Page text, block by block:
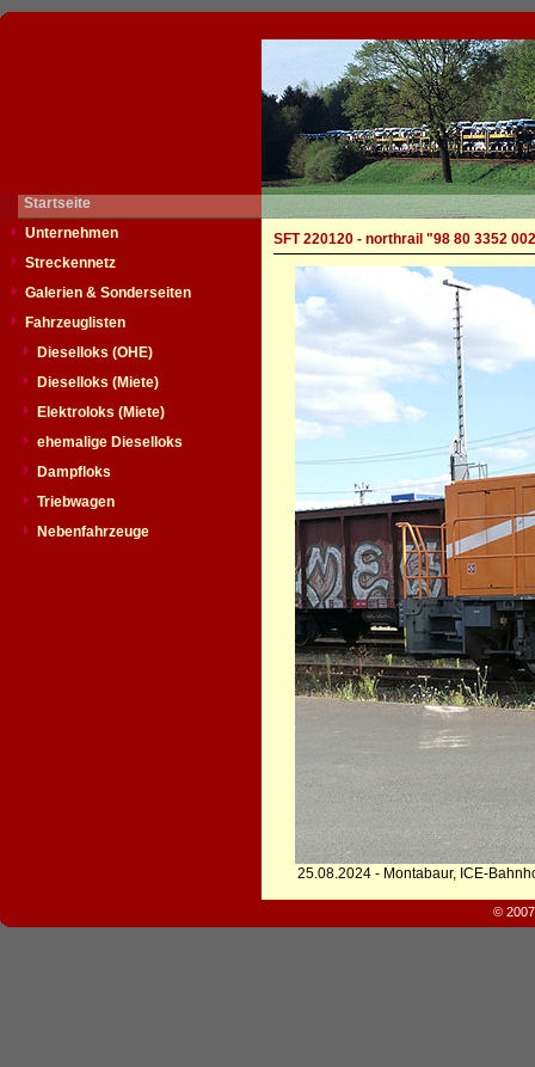
Startseite
Unternehmen
Streckennetz
Galerien & Sonderseiten
Fahrzeuglisten
Dieselloks (OHE)
Dieselloks (Miete)
Elektroloks (Miete)
ehemalige Dieselloks
Dampfloks
Triebwagen
Nebenfahrzeuge
SFT 220120 - northrail "98 80 3352
25.08.2024 - Montabaur, ICE-
©